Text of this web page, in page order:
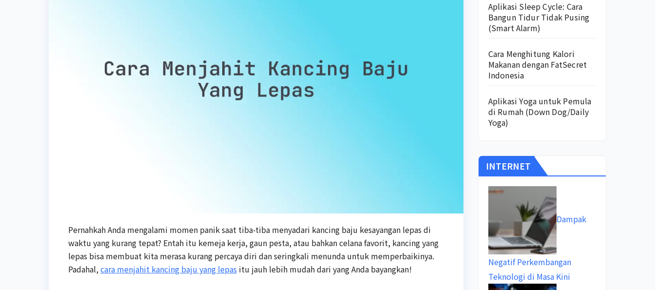
Pernahkah Anda mengalami momen panik saat tiba-tiba menyadari kancing baju kesayangan lepas di
waktu yang kurang tepat? Entah itu kemeja kerja, gaun pesta, atau bahkan celana favorit, kancing yang
lepas bisa membuat kita merasa kurang percaya diri dan seringkali menunda untuk memperbaikinya.
Padahal, cara menjahit kancing baju yang lepas itu jauh lebih mudah dari yang Anda bayangkan!
Aplikasi Sleep Cycle: Cara
Bangun Tidur Tidak Pusing
(Smart Alarm)
Cara Menghitung Kalori
Makanan dengan FatSecret
Indonesia
Aplikasi Yoga untuk Pemula
di Rumah (Down Dog/Daily
Yoga)
INTERNET
Dampak
Negatif Perkembangan
Teknologi di Masa Kini